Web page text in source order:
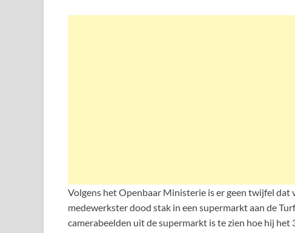
Volgens het Openbaar Ministerie is er geen twijfel dat
medewerkster dood stak in een supermarkt aan de
camerabeelden uit de supermarkt is te zien hoe hij